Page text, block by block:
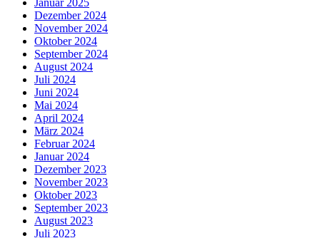
Dezember 2024
November 2024
Oktober 2024
September 2024
August 2024
Juli 2024
Juni 2024
Mai 2024
April 2024
März 2024
Februar 2024
Januar 2024
Dezember 2023
November 2023
Oktober 2023
September 2023
August 2023
Juli 2023